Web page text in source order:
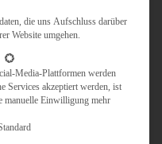
UNTERWEGS
die uns Aufschluss darüber
Website umgehen.
Media-Plattformen werden
Services akzeptiert werden, ist
manuelle Einwilligung mehr